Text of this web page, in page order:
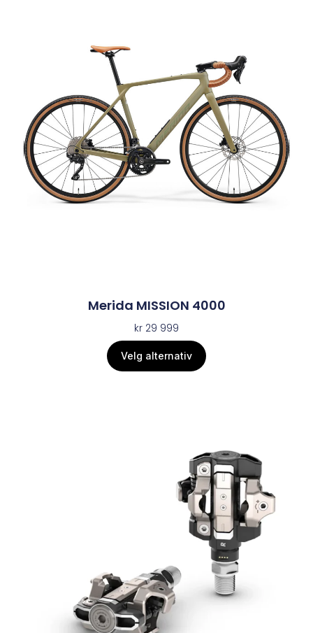
Merida MISSION 4000
kr 29 999
Velg alternativ